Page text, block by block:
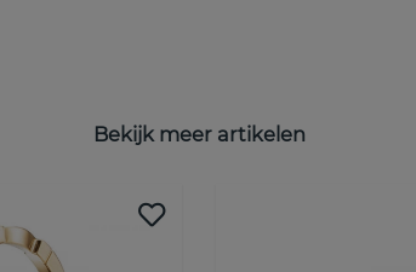
Bekijk meer artikelen